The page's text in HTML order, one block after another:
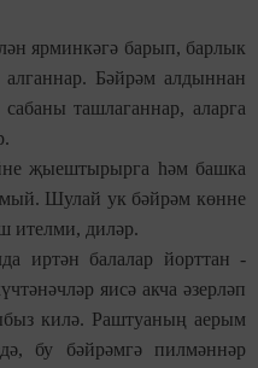
ярминкәгә барып, барлык
Бәйрәм алдыннан
ташлаганнар, аларга
җыештырырга һәм башка
Шулай ук бәйрәм көнне
ителми, диләр.
иртән балалар йорттан -
яисә акча әзерләп
килә. Раштуаның аерым
бу бәйрәмгә пилмәннәр